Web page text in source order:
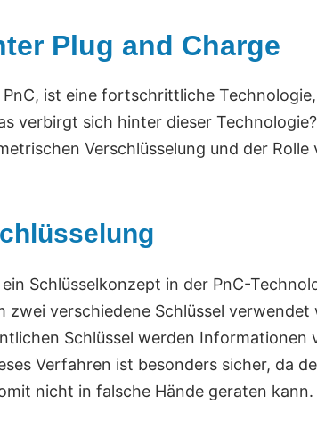
Plug and Charge
ist eine fortschrittliche
verbirgt sich hinter dieser
Verschlüsselung und der
Schlüsselkonzept in der PnC-
zwei verschiedene Schlüssel
Schlüssel werden Informationen
Verfahren ist besonders sicher, da
nicht in falsche Hände geraten kann.